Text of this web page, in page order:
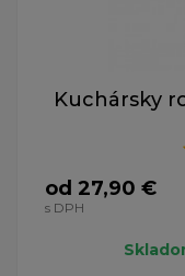
Kuchársky
od 27,90 €
s DPH